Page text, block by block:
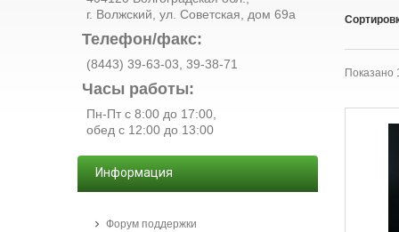
г. Волжский, ул. Советская, дом 69а
Телефон/факс:
(8443) 39-63-03, 39-38-71
Часы работы:
Пн-Пт с 8:00 до 17:00,
обед с 12:00 до 13:00
Информация
Форум поддержки
Показано